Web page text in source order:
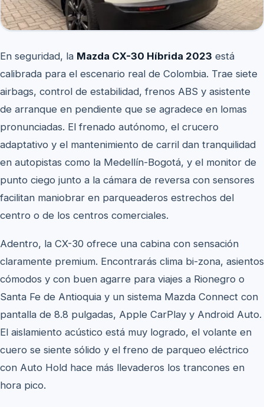
En seguridad, la Mazda CX-30 Híbrida 2023 está
calibrada para el escenario real de Colombia. Trae siete
airbags, control de estabilidad, frenos ABS y asistente
de arranque en pendiente que se agradece en lomas
pronunciadas. El frenado autónomo, el crucero
adaptativo y el mantenimiento de carril dan tranquilidad
en autopistas como la Medellín-Bogotá, y el monitor de
punto ciego junto a la cámara de reversa con sensores
facilitan maniobrar en parqueaderos estrechos del
centro o de los centros comerciales.
Adentro, la CX-30 ofrece una cabina con sensación
claramente premium. Encontrarás clima bi-zona, asientos
cómodos y con buen agarre para viajes a Rionegro o
Santa Fe de Antioquia y un sistema Mazda Connect con
pantalla de 8.8 pulgadas, Apple CarPlay y Android Auto.
El aislamiento acústico está muy logrado, el volante en
cuero se siente sólido y el freno de parqueo eléctrico
con Auto Hold hace más llevaderos los trancones en
hora pico.